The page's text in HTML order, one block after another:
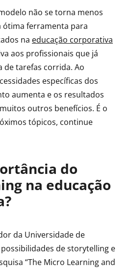
não se torna menos
ótima ferramenta para
na educação corporativa
aos profissionais que já
de tarefas corrida. Ao
específicas dos
aumenta e os resultados
outros benefícios. É o
tópicos, continue
do
na educação
da Universidade de
de storytelling e
“The Micro Learning and